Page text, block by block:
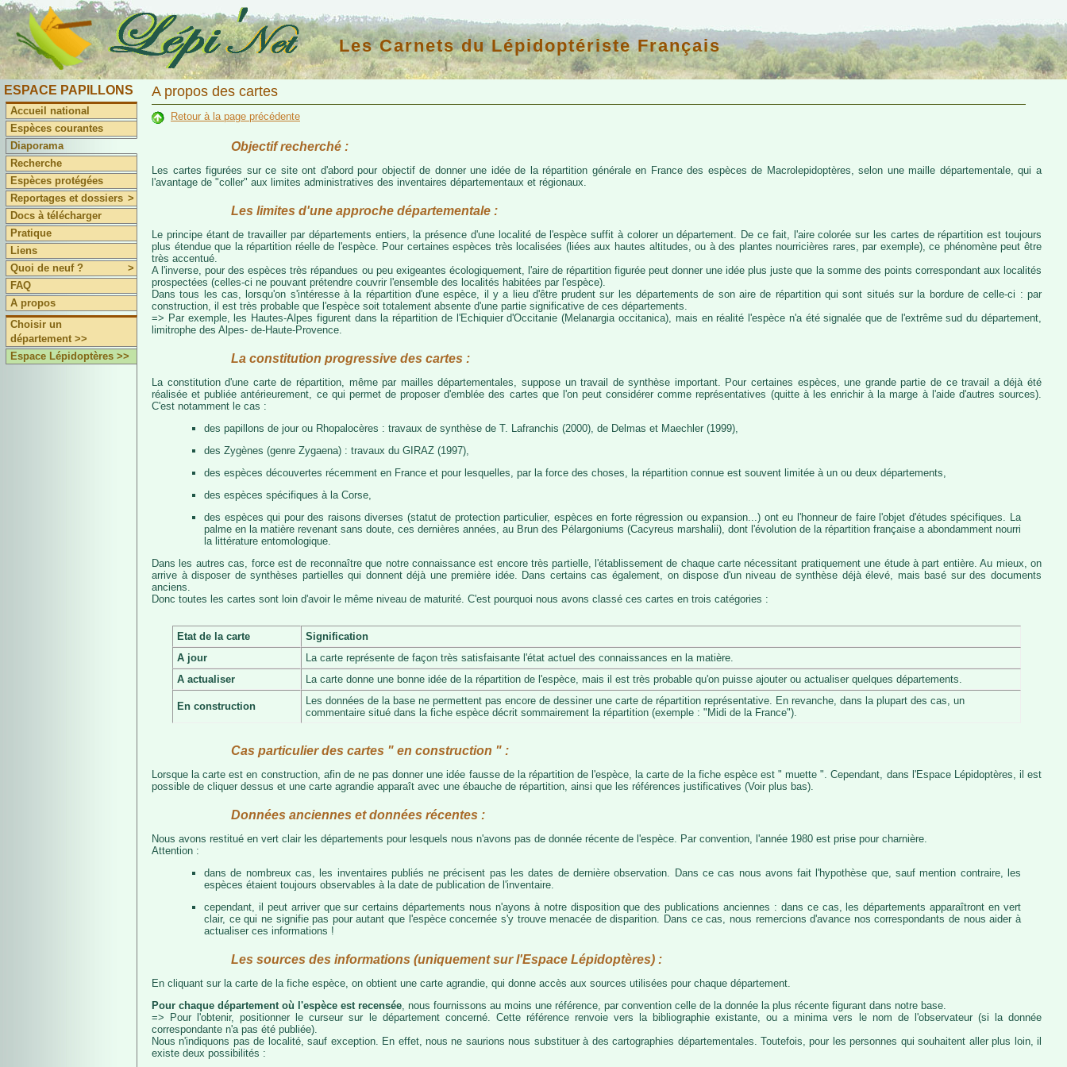
Les Carnets du Lépidoptériste Français
ESPACE PAPILLONS
Accueil national
Espèces courantes
Diaporama
Recherche
Espèces protégées
Reportages et dossiers >
Docs à télécharger
Pratique
Liens
Quoi de neuf ?
>
FAQ
A propos
Choisir un
département >>
Espace Lépidoptères >>
A propos des cartes
Retour à la page précédente
Objectif recherché :
Les cartes figurées sur ce site ont d'abord pour objectif de donner une idée de la répartition générale en France des espèces de Macrolepidoptères, selon une maille départementale, qui a
l'avantage de "coller" aux limites administratives des inventaires départementaux et régionaux.
Les limites d'une approche départementale :
Le principe étant de travailler par départements entiers, la présence d'une localité de l'espèce suffit à colorer un département. De ce fait, l'aire colorée sur les cartes de répartition est toujours
plus étendue que la répartition réelle de l'espèce. Pour certaines espèces très localisées (liées aux hautes altitudes, ou à des plantes nourricières rares, par exemple), ce phénomène peut être
très accentué.
A l'inverse, pour des espèces très répandues ou peu exigeantes écologiquement, l'aire de répartition figurée peut donner une idée plus juste que la somme des points correspondant aux localités
prospectées (celles-ci ne pouvant prétendre couvrir l'ensemble des localités habitées par l'espèce).
Dans tous les cas, lorsqu'on s'intéresse à la répartition d'une espèce, il y a lieu d'être prudent sur les départements de son aire de répartition qui sont situés sur la bordure de celle-ci : par
construction, il est très probable que l'espèce soit totalement absente d'une partie significative de ces départements.
=> Par exemple, les Hautes-Alpes figurent dans la répartition de l'Echiquier d'Occitanie (Melanargia occitanica), mais en réalité l'espèce n'a été signalée que de l'extrême sud du département,
limitrophe des Alpes- de-Haute-Provence.
La constitution progressive des cartes :
La constitution d'une carte de répartition, même par mailles départementales, suppose un travail de synthèse important. Pour certaines espèces, une grande partie de ce travail a déjà été
réalisée et publiée antérieurement, ce qui permet de proposer d'emblée des cartes que l'on peut considérer comme représentatives (quitte à les enrichir à la marge à l'aide d'autres sources).
C'est notamment le cas :
des papillons de jour ou Rhopalocères : travaux de synthèse de T. Lafranchis (2000), de Delmas et Maechler (1999),
des Zygènes (genre Zygaena) : travaux du GIRAZ (1997),
des espèces découvertes récemment en France et pour lesquelles, par la force des choses, la répartition connue est souvent limitée à un ou deux départements,
des espèces spécifiques à la Corse,
des espèces qui pour des raisons diverses (statut de protection particulier, espèces en forte régression ou expansion...) ont eu l'honneur de faire l'objet d'études spécifiques. La
palme en la matière revenant sans doute, ces dernières années, au Brun des Pélargoniums (Cacyreus marshalii), dont l'évolution de la répartition française a abondamment nourri
la littérature entomologique.
Dans les autres cas, force est de reconnaître que notre connaissance est encore très partielle, l'établissement de chaque carte nécessitant pratiquement une étude à part entière. Au mieux, on
arrive à disposer de synthèses partielles qui donnent déjà une première idée. Dans certains cas également, on dispose d'un niveau de synthèse déjà élevé, mais basé sur des documents
anciens.
Donc toutes les cartes sont loin d'avoir le même niveau de maturité. C'est pourquoi nous avons classé ces cartes en trois catégories :
Etat de la carte
Signification
A jour
La carte représente de façon très satisfaisante l'état actuel des connaissances en la matière.
A actualiser
La carte donne une bonne idée de la répartition de l'espèce, mais il est très probable qu'on puisse ajouter ou actualiser quelques départements.
En construction
Les données de la base ne permettent pas encore de dessiner une carte de répartition représentative. En revanche, dans la plupart des cas, un
commentaire situé dans la fiche espèce décrit sommairement la répartition (exemple : "Midi de la France").
Cas particulier des cartes " en construction " :
Lorsque la carte est en construction, afin de ne pas donner une idée fausse de la répartition de l'espèce, la carte de la fiche espèce est " muette ". Cependant, dans l'Espace Lépidoptères, il est
possible de cliquer dessus et une carte agrandie apparaît avec une ébauche de répartition, ainsi que les références justificatives (Voir plus bas).
Données anciennes et données récentes :
Nous avons restitué en vert clair les départements pour lesquels nous n'avons pas de donnée récente de l'espèce. Par convention, l'année 1980 est prise pour charnière.
Attention :
dans de nombreux cas, les inventaires publiés ne précisent pas les dates de dernière observation. Dans ce cas nous avons fait l'hypothèse que, sauf mention contraire, les
espèces étaient toujours observables à la date de publication de l'inventaire.
cependant, il peut arriver que sur certains départements nous n'ayons à notre disposition que des publications anciennes : dans ce cas, les départements apparaîtront en vert
clair, ce qui ne signifie pas pour autant que l'espèce concernée s'y trouve menacée de disparition. Dans ce cas, nous remercions d'avance nos correspondants de nous aider à
actualiser ces informations !
Les sources des informations (uniquement sur l'Espace Lépidoptères) :
En cliquant sur la carte de la fiche espèce, on obtient une carte agrandie, qui donne accès aux sources utilisées pour chaque département.
Pour chaque département où l'espèce est recensée , nous fournissons au moins une référence, par convention celle de la donnée la plus récente figurant dans notre base.
=> Pour l'obtenir, positionner le curseur sur le département concerné. Cette référence renvoie vers la bibliographie existante, ou a minima vers le nom de l'observateur (si la donnée
correspondante n'a pas été publiée).
Nous n'indiquons pas de localité, sauf exception. En effet, nous ne saurions nous substituer à des cartographies départementales. Toutefois, pour les personnes qui souhaitent aller plus loin, il
existe deux possibilités :